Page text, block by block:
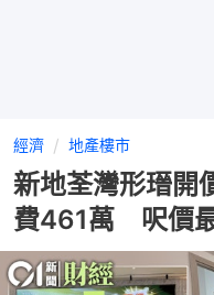
經濟 地產樓市
新地荃灣形瑨
費461萬 呎價